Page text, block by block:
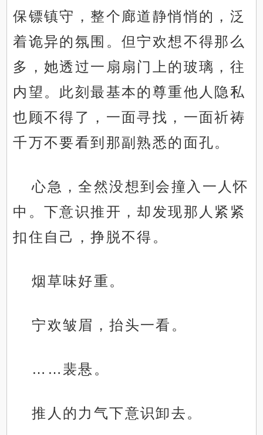
保镖镇守，整个廊道静悄悄的，泛
着诡异的氛围。但宁欢想不得那么
多，她透过一扇扇门上的玻璃，往
内望。此刻最基本的尊重他人隐私
也顾不得了，一面寻找，一面祈祷
千万不要看到那副熟悉的面孔。
心急，全然没想到会撞入一人怀
中。下意识推开，却发现那人紧紧
扣住自己，挣脱不得。
烟草味好重。
宁欢皱眉，抬头一看。
……裴悬。
推人的力气下意识卸去。